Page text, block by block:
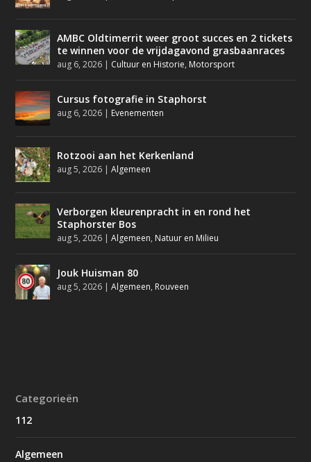
AMBC Oldtimerrit weer groot succes en 2 tickets
te winnen voor de vrijdagavond grasbaanraces
aug 6, 2026 Cultuur en Historie, Motorsport
Cursus fotografie in Staphorst
aug 6, 2026 Evenementen
Rotzooi aan het Kerkenland
aug 5, 2026 |Algemeen
Verborgen kleurenpracht in en rond het
Staphorster Bos
aug 5, 2026 |Algemeen, Natuur en Milieu
Jouk Huisman 80
aug 5, 2026 |Algemeen, Rouveen
Categorieën
112
Algemeen